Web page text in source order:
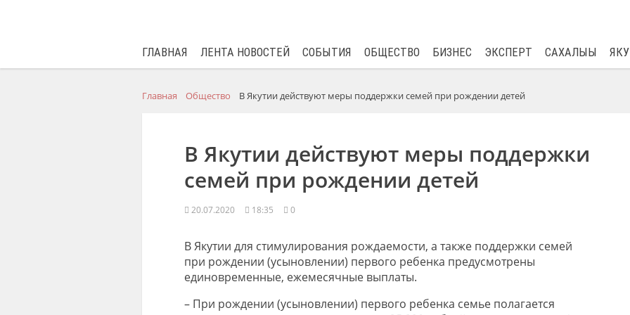
ГЛАВНАЯ ЛЕНТА НОВОСТЕЙ СОБЫТИЯ ОБЩЕСТВО БИЗНЕС ЭКСПЕРТ САХАЛЫЫ
Главная Общество В Якутии действуют меры поддержки семей при рождении детей
В Якутии действуют меры поддержки
семей при рождении детей
20.07.2020 18:35 0
В Якутии для стимулирования рождаемости, а также поддержки семей
при рождении (усыновлении) первого ребенка предусмотрены
единовременные, ежемесячные выплаты.
– При рождении (усыновлении) первого ребенка семье полагается